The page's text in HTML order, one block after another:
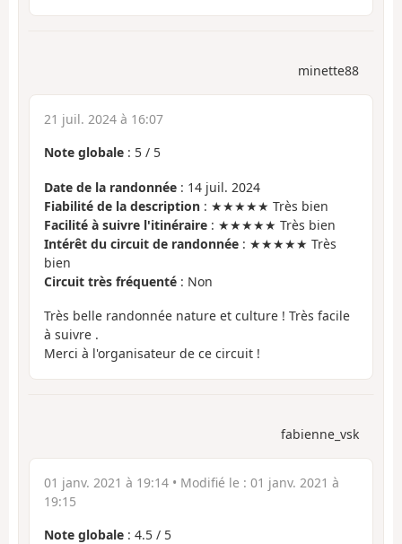
minette88
21 juil. 2024 à 16:07
Note globale : 5 / 5
Date de la randonnée : 14 juil. 2024
Fiabilité de la description : ★★★★★ Très bien
Facilité à suivre l'itinéraire : ★★★★★ Très bien
Intérêt du circuit de randonnée : ★★★★★ Très
bien
Circuit très fréquenté : Non
Très belle randonnée nature et culture ! Très facile
à suivre .
Merci à l'organisateur de ce circuit !
fabienne_vsk
01 janv. 2021 à 19:14 • Modifié le : 01 janv. 2021 à
19:15
Note globale : 4.5 / 5